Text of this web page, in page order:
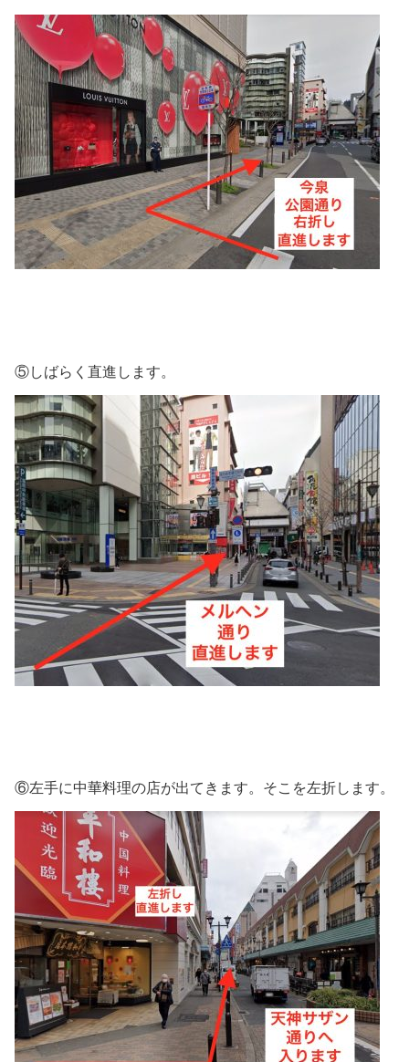
⑤しばらく直進します。
⑥左手に中華料理の店が出てきます。そこを左折します。